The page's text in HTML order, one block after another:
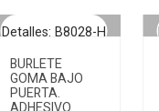
Detalles: B8028-H
BURLETE
GOMA BAJO
PUERTA.